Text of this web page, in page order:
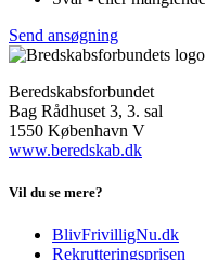
Send ansøgning
Beredskabsforbundet
Bag Rådhuset 3, 3. sal
1550 København V
www.beredskab.dk
Vil du se mere?
BlivFrivilligNu.dk
Rekrutteringsprisen